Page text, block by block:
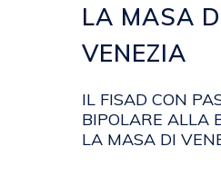
LA MASA
VENEZIA
IL FISAD CON
BIPOLARE ALLA
LA MASA DI